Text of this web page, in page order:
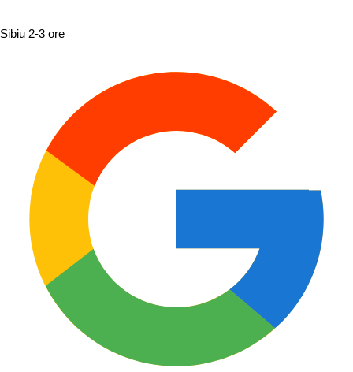
Sibiu 2-3 ore